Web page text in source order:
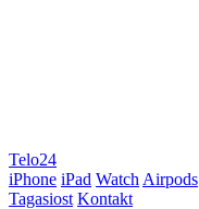
Telo24
iPhone iPad Watch Airpods
Tagasiost Kontakt